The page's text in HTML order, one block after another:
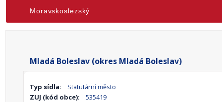
Moravskoslezský
Mladá Boleslav (okres Mladá Boleslav)
Typ sídla:
Statutární město
ZUJ (kód obce):
535419